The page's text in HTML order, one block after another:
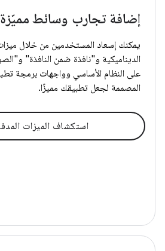
إضافة تجارب وسائط مميّزة
يمكنك إسعاد المستخدمين من خلال
الديناميكية و"نافذة ضمن النافذة"
المصممة لجعل تطبيقك مميزًا.
استكشاف الميزات